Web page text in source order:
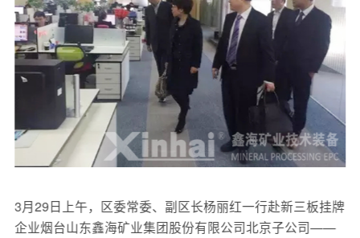
3月29日上午，区委常委、副区长杨丽红一行赴新三板挂牌
企业烟台山东鑫海矿业集团股份有限公司北京子公司——